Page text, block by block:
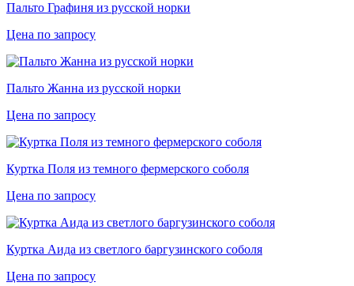
Пальто Графиня из русской норки
Цена по запросу
Пальто Жанна из русской норки
Цена по запросу
Куртка Поля из темного фермерского соболя
Цена по запросу
Куртка Аида из светлого баргузинского соболя
Цена по запросу